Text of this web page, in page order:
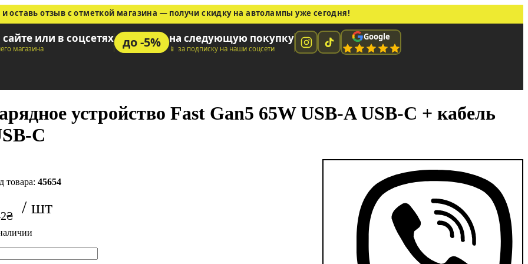
оставь отзыв с отметкой магазина — получи скидку на автолампы уже сегодня!
или в соцсетях
магазина до -5% на следующую покупку
📱 за подписку на наши соцсети
Google
устройство Fast Gan5 65W USB-A USB-C + кабель
C
45654
₴